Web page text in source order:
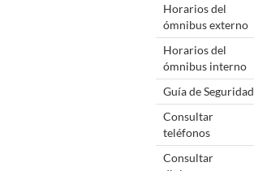
Horarios del
ómnibus externo
Horarios del
ómnibus interno
Guía de Seguridad
Consultar
teléfonos
Consultar